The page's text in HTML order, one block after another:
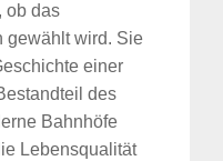
ob das
gewählt wird. Sie
einer
des
Bahnhöfe
Lebensqualität